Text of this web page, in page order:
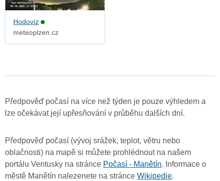
Hodovíz
meteoplzen.cz
Předpověď počasí na více než týden je pouze výhledem a
lze očekávat její upřesňování v průběhu dalších dní.
Předpověď počasí (vývoj srážek, teplot, větru nebo
oblačnosti) na mapě si můžete prohlédnout na našem
portálu Ventusky na stránce Počasí - Manětín. Informace o
městě Manětín nalezenete na stránce Wikipedie.